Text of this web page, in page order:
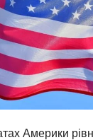
Америки